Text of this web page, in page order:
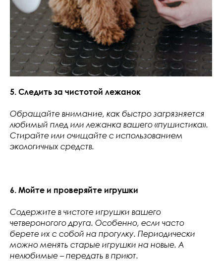
5. Следить за чистотой лежанок
Обращайте внимание, как быстро загрязняется
любимый плед или лежанка вашего «пушистика».
Стирайте или очищайте с использованием
экологичных средств.
6. Мойте и проверяйте игрушки
Содержите в чистоте игрушки вашего
четвероногого друга. Особенно, если часто
берете их с собой на прогулку. Периодически
можно менять старые игрушки на новые. А
нелюбимые – передать в приют.